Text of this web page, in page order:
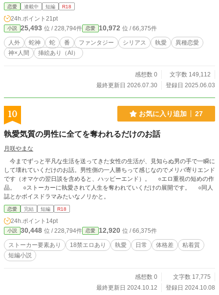
して出会ったのは、霊感を持つひとりの女性、天川紬。 ライ
と、赤い蛇の影を。 惹かれ合う二人。 だが同時に、過去に滅
びたはずの“黒い影”もまた目覚めていく――。 「番を得るこ
とが、こんなにも苦しいなんて……」 愛か、使命か。 音と本
能に導かれる、蛇神と人間の運命。 これは―― 執愛に溺れ
る“番”の物語。 人外（蛇神）×人間 現代和風×異種間恋愛ファ
ます。 他サイトでも同作品を掲載中。表紙&一部の話の挿絵
恋愛 連載中 短編 R18
24h.ポイント 21pt
小説 25,493 位 / 228,794件 恋愛 10,972 位 / 66,375件
人外 蛇神 蛇 番 ファンタジー シリアス 執愛
異種恋愛
神×人間
挿絵あり（AI）
感想数 0
文字数 149,112
最終更新日 2026.07.30
登録日 2025.06.03
10 お気に入り追加 27
執愛気質の男性に全てを奪われるだけのお話
月咲やまな
今までずっと平凡な生活を送ってきた女性の生活が、見知らぬ男の手で一瞬に
して壊れていくだけのお話。男性側の一人勝ちって感じなのでメリバ寄りエンド
です（オマケの翌日談を含めると、ハッピーエンド）。 ○エロ重視の短めの作
品。 ○ストーカーに執愛されて人生を奪われていくだけの展開です。 ○同人
誌とかボイスドラマみたいなノリかと。
恋愛 完結 短編 R18
24h.ポイント 14pt
小説 30,448 位 / 228,794件 恋愛 12,920 位 / 66,375件
ストーカー要素あり 18禁エロあり 執愛 日常 体格差
粘着質
短編小説
感想数 0
文字数 17,775
最終更新日 2024.10.12
登録日 2024.10.08